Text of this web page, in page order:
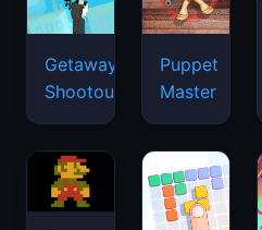
Getaway
Shootout
Puppet
Master